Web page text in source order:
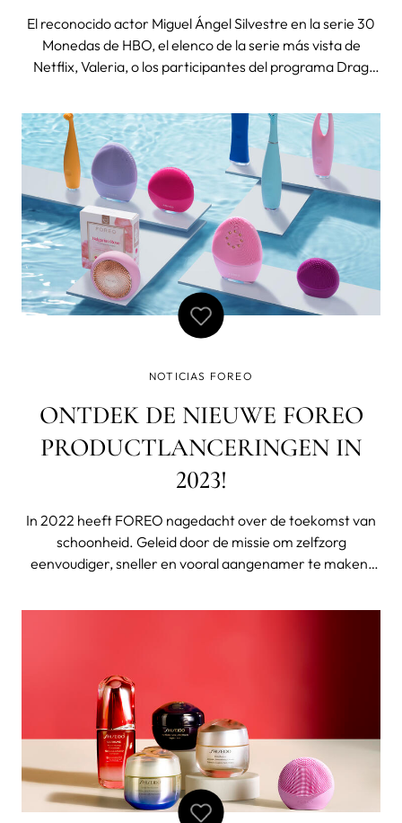
El reconocido actor Miguel Ángel Silvestre en la serie 30
Monedas de HBO, el elenco de la serie más vista de
Netflix, Valeria, o los participantes del programa Drag
cautivados por los dispositivos de FOREO tanto dentro
como fuera de las panta
NOTICIAS FOREO
ONTDEK DE NIEUWE FOREO
PRODUCTLANCERINGEN IN
2023!
In 2022 heeft FOREO nagedacht over de toekomst van
schoonheid. Geleid door de missie om zelfzorg
eenvoudiger, sneller en vooral aangenamer te maken,
nieuwe productlanceringen. Door wetenschap en